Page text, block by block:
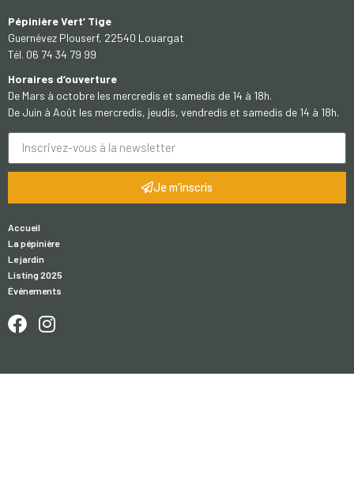
Pépinière Vert’ Tige
Guernévez Plouserf, 22540 Louargat
Tél. 06 74 34 79 99
Horaires d’ouverture
De Mars à octobre les mercredis et samedis de 14 à 18h.
De Juin à Août les mercredis, jeudis, vendredis et samedis de 14 à 18h.
Je m'inscris
Accueil
La pépinière
Le jardin
Listing 2025
Événements